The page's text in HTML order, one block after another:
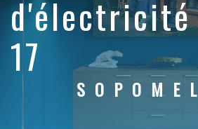
d'électricité
17